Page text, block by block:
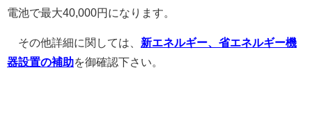
電池で最大40,000円になります。
その他詳細に関しては、 新エネルギー、省エネルギー機
器設置の補助を御確認下さい。